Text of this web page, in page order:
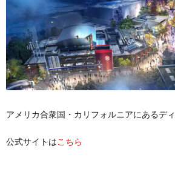
アメリカ合衆国・カリフォルニアにあるデ
公式サイトはこちら